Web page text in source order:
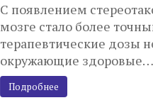
С появлением
мозге стало более
терапевтические дозы
окружающие здоровые…
Подробнее